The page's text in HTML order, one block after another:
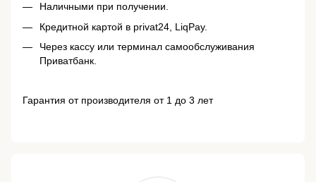
Наличными при получении.
Кредитной картой в privat24, LiqPay.
Через кассу или терминал самообслуживания
Приватбанк.
Гарантия от производителя от 1 до 3 лет